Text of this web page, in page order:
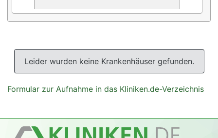
Leider wurden keine Krankenhäuser gefunden.
Formular zur Aufnahme in das Kliniken.de-Verzeichnis